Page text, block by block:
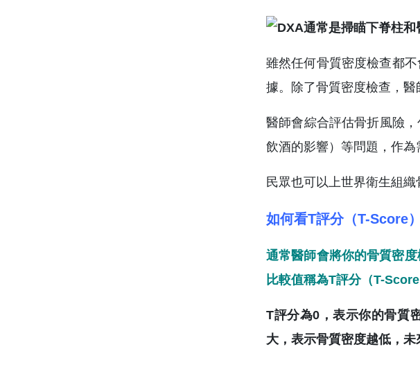
雖然任何骨質密度檢查都
據。除了骨質密度檢查，醫
醫師會綜合評估骨折風險
飲酒的影響）等問題，作為
民眾也可以上世界衛生組
如何看T評分（T-Score
通常醫師會將你的骨質密
比較值稱為T評分（T-Score
T評分為0，表示你的骨質
大，表示骨質密度越低，未